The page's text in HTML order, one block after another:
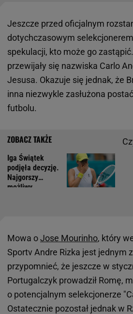
Jeszcze przed oficjalnym
dotychczasowym
spekulacji, kto może go
przewijały się nazwiska Carlo
Jesusa. Okazuje się jednak, że
inna niezwykle zasłużona
futbolu.
Iga Świątek
podjęła decyzję.
Najgorszy
możliwy
Mowa oJose Mourinho, który
Sportv Andre Rizka jest jednym
przypomnieć, że jeszcze w
Portugalczyk prowadził Romę,
o potencjalnym selekcjonerze
Ostatecznie pozostał jednak w